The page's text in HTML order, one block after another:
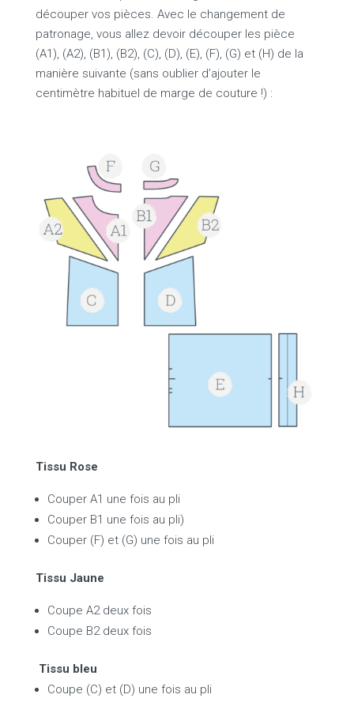
découper vos pièces. Avec le changement de
patronage, vous allez devoir découper les pièce
(A1), (A2), (B1), (B2), (C), (D), (E), (F), (G) et (H) de la
manière suivante (sans oublier d’ajouter le
centimètre habituel de marge de couture !) :
Tissu Rose
Couper A1 une fois au pli
Couper B1 une fois au pli)
Couper (F) et (G) une fois au pli
Tissu Jaune
Coupe A2 deux fois
Coupe B2 deux fois
Tissu bleu
Coupe (C) et (D) une fois au pli